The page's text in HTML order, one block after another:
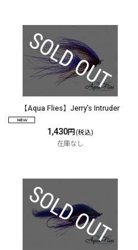
【Aqua Flies】Jerry's Intruder
1,430円 (税込)
在庫なし